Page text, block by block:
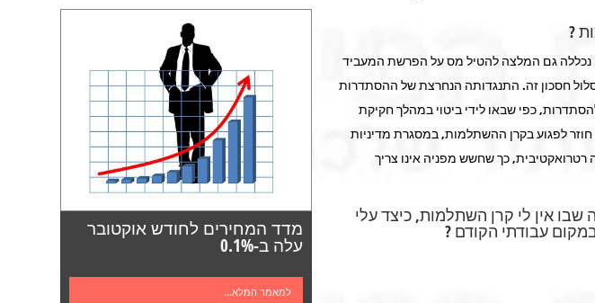
מדד המחירים לחודש אוקטובר
עלה ב-0.1%
למאמר המלא...
?
גם המלצה להטיל מס על הפרשת המעביד
חסכון זה. התנגדותה הנחרצת של ההסתדרות
כפי שבאו לידי ביטוי במהלך חקיקת
לפגוע בקרן ההשתלמות, במסגרת מדיניות
כך שחשש מפניה אינו צריך
אין לי קרן השתלמות, כיצד עלי
עבודתי הקודם ?